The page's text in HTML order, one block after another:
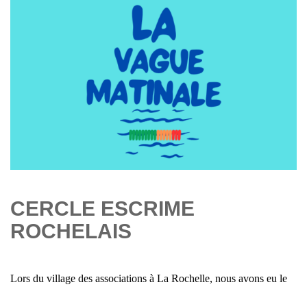
CERCLE ESCRIME
ROCHELAIS
Lors du village des associations à La Rochelle, nous avons eu le